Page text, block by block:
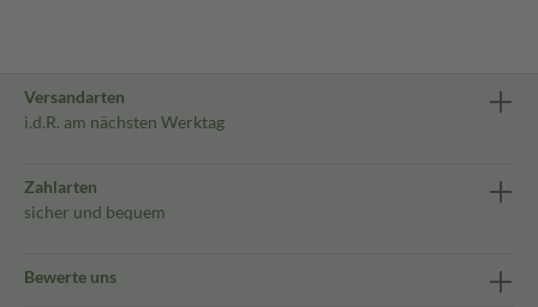
Versandarten
i.d.R. am nächsten Werktag
Zahlarten
sicher und bequem
Bewerte uns